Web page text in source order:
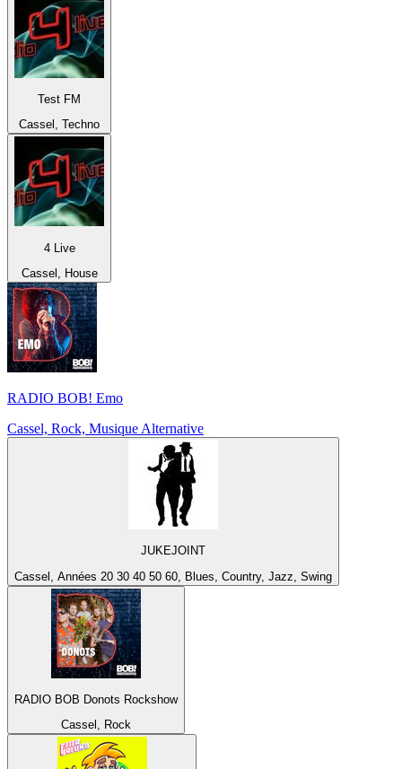
Test FM
Cassel, Techno
4 Live
Cassel, House
RADIO BOB! Emo
Cassel, Rock, Musique Alternative
JUKEJOINT
Cassel, Années 20 30 40 50 60, Blues, Country, Jazz, Swing
RADIO BOB Donots Rockshow
Cassel, Rock